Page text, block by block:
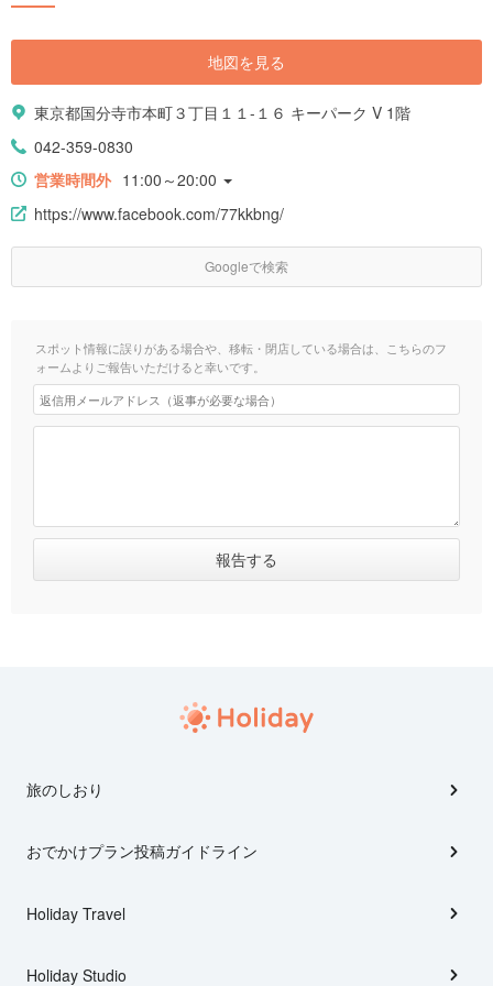
地図を見る
東京都国分寺市本町３丁目１１-１６ キーパーク V 1階
042-359-0830
営業時間外 11:00～20:00
https://www.facebook.com/77kkbng/
Googleで検索
スポット情報に誤りがある場合や、移転・閉店している場合は、こちらのフ
ォームよりご報告いただけると幸いです。
旅のしおり
おでかけプラン投稿ガイドライン
Holiday Travel
Holiday Studio